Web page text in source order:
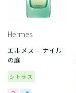
Hermes
エルメス – ナイル
の庭
シトラス